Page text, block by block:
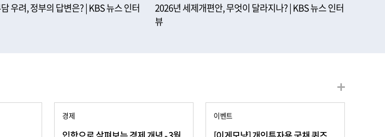
우려, 정부의 답변은? | KBS 뉴스 인터
2026년 세제개편안, 무엇이 달라지나? | KBS 뉴스 인터
뷰
경제 이벤트